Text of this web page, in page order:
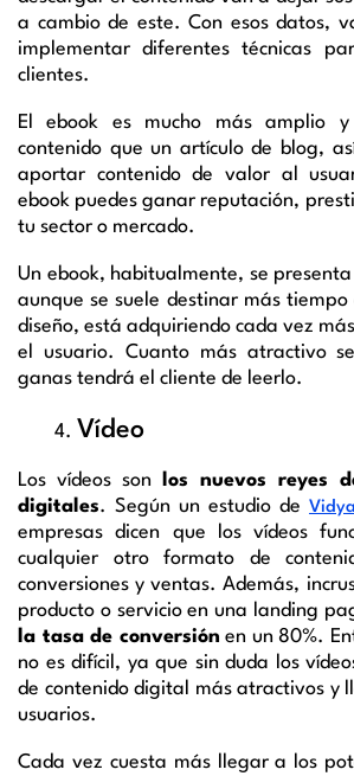
a cambio de este. Con esos datos,
implementar diferentes técnicas
clientes.
El ebook es mucho más amplio
contenido que un artículo de blog,
aportar contenido de valor al
ebook puedes ganar reputación,
tu sector o mercado.
Un ebook, habitualmente, se
aunque se suele destinar más
diseño, está adquiriendo cada vez
el usuario. Cuanto más atractivo
ganas tendrá el cliente de leerlo.
Vídeo
Los vídeos son
los nuevos reyes
digitales. Según un estudio de
empresas dicen que los vídeos
cualquier otro formato de
conversiones y ventas. Además,
producto o servicio en una landing
la tasa de conversión en un 80%.
no es difícil, ya que sin duda los
de contenido digital más atractivos y
usuarios.
Cada vez cuesta más llegar a los